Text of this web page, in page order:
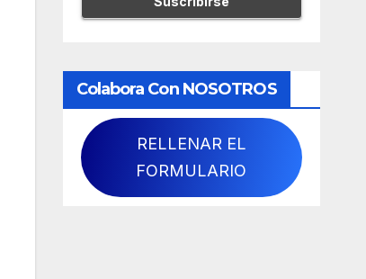
Colabora Con NOSOTROS
RELLENAR EL
FORMULARIO